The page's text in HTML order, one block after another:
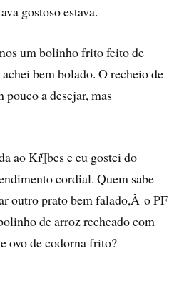
gostoso estava.
um bolinho frito feito de
bem bolado. O recheio de
a desejar, mas
ao Kí¶bes e eu gostei do
cordial. Quem sabe
outro prato bem falado,Â o PF
de arroz recheado com
ovo de codorna frito?